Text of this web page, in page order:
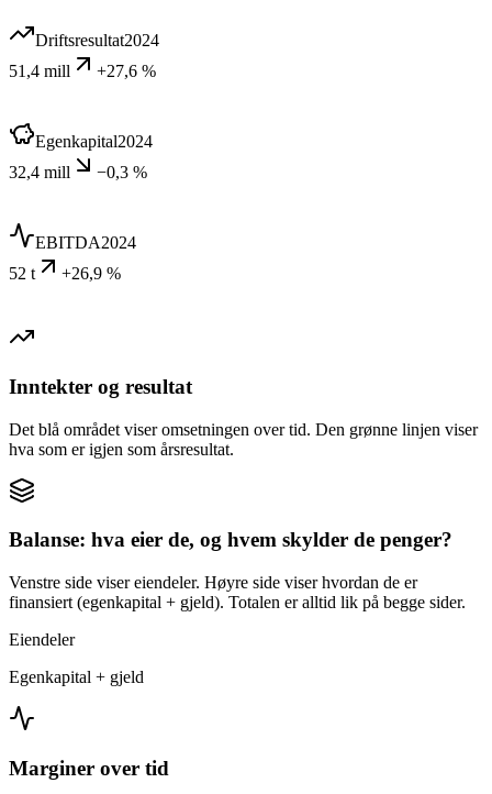
Driftsresultat2024
51,4 mill
+27,6 %
Egenkapital2024
32,4 mill
−0,3 %
EBITDA2024
52 t
+26,9 %
Inntekter og resultat
Det blå området viser omsetningen over tid. Den grønne linjen viser
hva som er igjen som årsresultat.
Balanse: hva eier de, og hvem skylder de penger?
Venstre side viser eiendeler. Høyre side viser hvordan de er
finansiert (egenkapital + gjeld). Totalen er alltid lik på begge sider.
Eiendeler
Egenkapital + gjeld
Marginer over tid